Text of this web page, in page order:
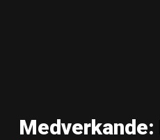
Medverkande: